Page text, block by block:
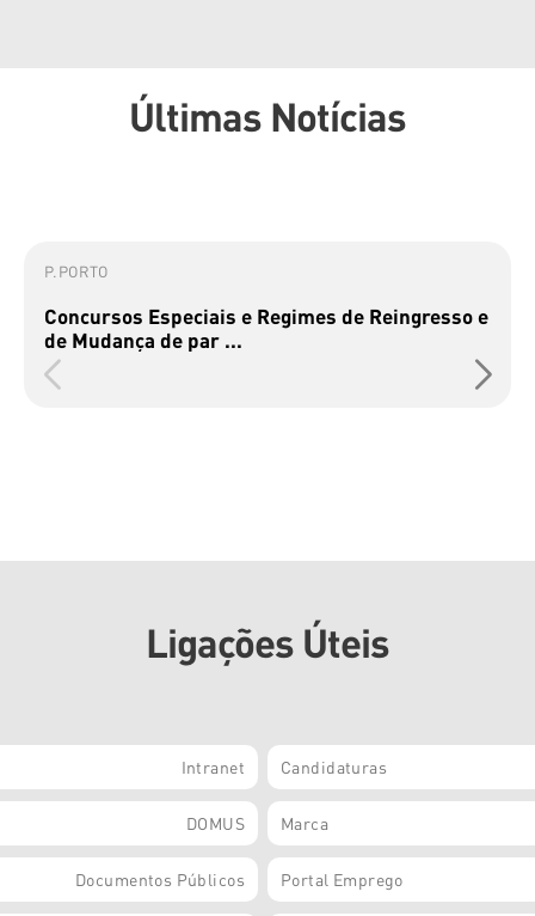
Últimas Notícias
P.PORTO
Concursos Especiais e Regimes de Reingresso e
de Mudança de par ...
Ligações Úteis
Intranet Candidaturas
DOMUS Marca
Documentos Públicos Portal Emprego